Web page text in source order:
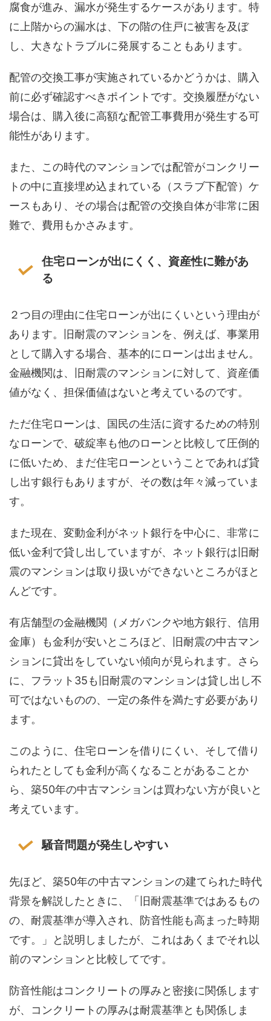
腐食が進み、漏水が発生するケースがあります。特
に上階からの漏水は、下の階の住戸に被害を及ぼ
し、大きなトラブルに発展することもあります。
配管の交換工事が実施されているかどうかは、購入
前に必ず確認すべきポイントです。交換履歴がない
場合は、購入後に高額な配管工事費用が発生する可
能性があります。
また、この時代のマンションでは配管がコンクリー
トの中に直接埋め込まれている（スラブ下配管）ケ
ースもあり、その場合は配管の交換自体が非常に困
難で、費用もかさみます。
住宅ローンが出にくく、資産性に難があ
る
２つ目の理由に住宅ローンが出にくいという理由が
あります。旧耐震のマンションを、例えば、事業用
として購入する場合、基本的にローンは出ません。
金融機関は、旧耐震のマンションに対して、資産価
値がなく、担保価値はないと考えているのです。
ただ住宅ローンは、国民の生活に資するための特別
なローンで、破綻率も他のローンと比較して圧倒的
に低いため、まだ住宅ローンということであれば貸
し出す銀行もありますが、その数は年々減っていま
す。
また現在、変動金利がネット銀行を中心に、非常に
低い金利で貸し出していますが、ネット銀行は旧耐
震のマンションは取り扱いができないところがほと
んどです。
有店舗型の金融機関（メガバンクや地方銀行、信用
金庫）も金利が安いところほど、旧耐震の中古マン
ションに貸出をしていない傾向が見られます。さら
に、フラット35も旧耐震のマンションは貸し出し不
可ではないものの、一定の条件を満たす必要があり
ます。
このように、住宅ローンを借りにくい、そして借り
られたとしても金利が高くなることがあることか
ら、築50年の中古マンションは買わない方が良いと
考えています。
騒音問題が発生しやすい
先ほど、築50年の中古マンションの建てられた時代
背景を解説したときに、「旧耐震基準ではあるもの
の、耐震基準が導入され、防音性能も高まった時期
です。」と説明しましたが、これはあくまでそれ以
前のマンションと比較してです。
防音性能はコンクリートの厚みと密接に関係します
が、コンクリートの厚みは耐震基準とも関係しま